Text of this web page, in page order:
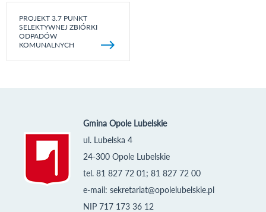
PROJEKT 3.7 PUNKT
SELEKTYWNEJ ZBIÓRKI
ODPADÓW
KOMUNALNYCH
Gmina Opole Lubelskie
ul. Lubelska 4
24-300 Opole Lubelskie
tel. 81 827 72 01; 81 827 72 00
e-mail: sekretariat@opolelubelskie.pl
NIP 717 173 36 12